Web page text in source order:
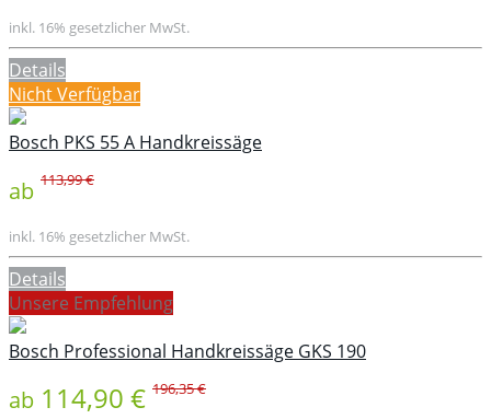
inkl. 16% gesetzlicher MwSt.
Details
Nicht Verfügbar
Bosch PKS 55 A Handkreissäge
ab 113,99 €
inkl. 16% gesetzlicher MwSt.
Details
Unsere Empfehlung
Bosch Professional Handkreissäge GKS 190
ab 114,90 € 196,35 €